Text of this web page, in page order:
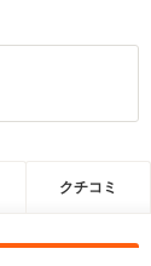
クチコミ